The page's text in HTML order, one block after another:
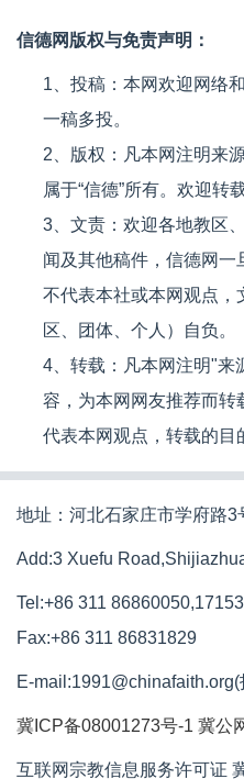
信德网版权与免责声明：
1、投稿：本网欢迎网络
一稿多投。
2、版权：凡本网注明来
属于“信德”所有。欢迎转
3、文责：欢迎各地教区
闻及其他稿件，信德网一
不代表本社或本网观点，
区、团体、个人）自负。
4、转载：凡本网注明"来
容，为本网网友推荐而转
代表本网观点，转载的目
地址：河北石家庄市学府路3
Add:3 Xuefu
Tel:+86 311
Fax:+86 311 86831829
E-mail:1991@chinafaith.org(
冀ICP备08001273号-1 冀公
互联网宗教信息服务许可证